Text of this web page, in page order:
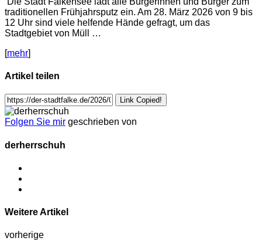
traditionellen Frühjahrsputz ein. Am 28. März 2026 von 9 bis
12 Uhr sind viele helfende Hände gefragt, um das
Stadtgebiet von Müll …
[mehr]
Artikel teilen
Link Copied!
Folgen Sie mir geschrieben von
derherrschuh
Weitere Artikel
vorherige